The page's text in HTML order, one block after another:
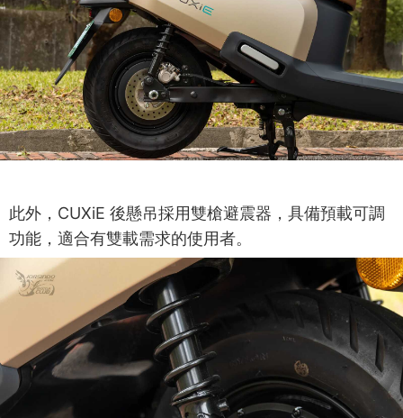
此外，CUXiE 後懸吊採用雙槍避震器，具備預載可調
功能，適合有雙載需求的使用者。